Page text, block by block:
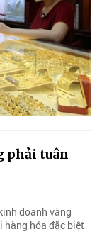
phải tuân
doanh vàng
hàng hóa đặc biệt